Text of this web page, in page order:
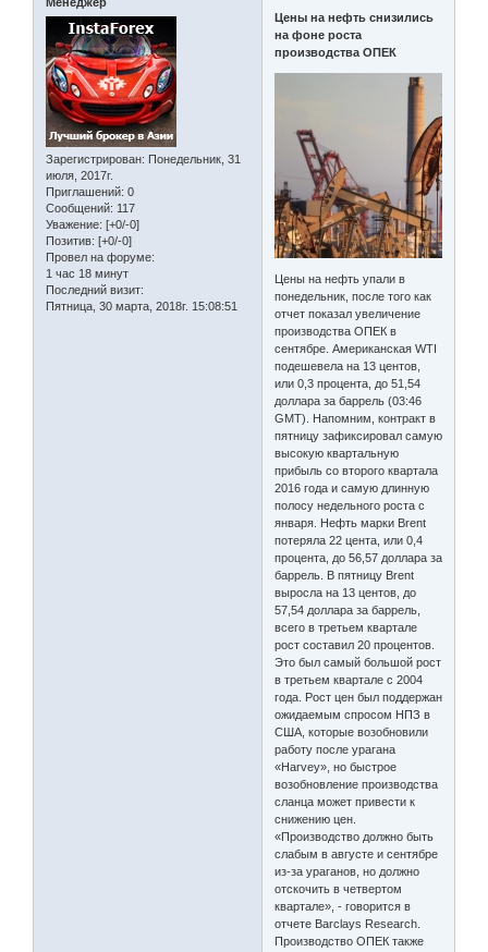
Менеджер
Зарегистрирован: Понедельник, 31
июля, 2017г.
Приглашений: 0
Сообщений: 117
Уважение: [+0/-0]
Позитив: [+0/-0]
Провел на форуме:
1 час 18 минут
Последний визит:
Пятница, 30 марта, 2018г. 15:08:51
Цены на нефть снизились
на фоне роста
производства ОПЕК
Цены на нефть упали в
понедельник, после того как
отчет показал увеличение
производства ОПЕК в
сентябре. Американская WTI
подешевела на 13 центов,
или 0,3 процента, до 51,54
доллара за баррель (03:46
GMT). Напомним, контракт в
пятницу зафиксировал самую
высокую квартальную
прибыль со второго квартала
2016 года и самую длинную
полосу недельного роста с
января. Нефть марки Brent
потеряла 22 цента, или 0,4
процента, до 56,57 доллара за
баррель. В пятницу Brent
выросла на 13 центов, до
57,54 доллара за баррель,
всего в третьем квартале
рост составил 20 процентов.
Это был самый большой рост
в третьем квартале с 2004
года. Рост цен был поддержан
ожидаемым спросом НПЗ в
США, которые возобновили
работу после урагана
«Harvey», но быстрое
возобновление производства
сланца может привести к
снижению цен.
«Производство должно быть
слабым в августе и сентябре
из-за ураганов, но должно
отскочить в четвертом
квартале», - говорится в
отчете Barclays Research.
Производство ОПЕК также